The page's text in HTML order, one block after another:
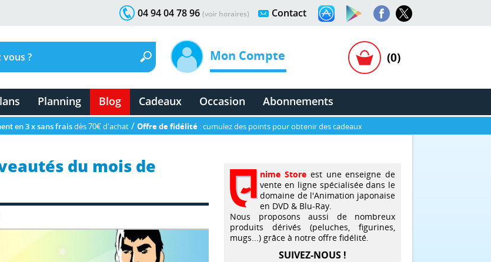
Contact
04 94 04 78 96 (voir horaires)
Mon Compte (0)
Planning Blog Cadeaux Occasion Abonnements
en 3 x sans fraisdès 70€ d'achat / Offre de fidélité : cumulez des points pour obtenir des cadeaux
du mois de
nime Store est une enseigne de
vente en ligne spécialisée dans le
domaine de l'Animation japonaise
en DVD & Blu-Ray.
Nous proposons aussi de nombreux
produits dérivés (peluches, figurines,
mugs...) grâce à notre offre fidélité.
SUIVEZ-NOUS !